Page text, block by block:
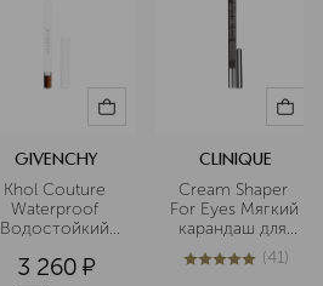
GIVENCHY
Khol Couture
Waterproof
Водостойкий
глаз
3 260 ¤
CLINIQUE
Cream Shaper
For Eyes Мягкий
карандаш для
глаз
5из 541 (41)